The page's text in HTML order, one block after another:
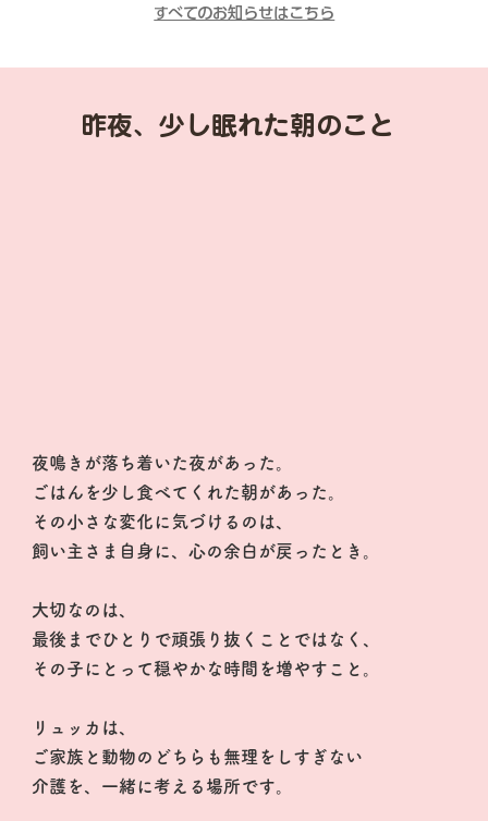
すべてのお知らせはこちら
昨夜、少し眠れた朝のこと
夜鳴きが落ち着いた夜があった。
ごはんを少し食べてくれた朝があった。
その小さな変化に気づけるのは、
飼い主さま自身に、心の余白が戻ったとき。
大切なのは、
最後までひとりで頑張り抜くことではなく、
その子にとって穏やかな時間を増やすこと。
リュッカは、
ご家族と動物のどちらも無理をしすぎない
介護を、一緒に考える場所です。